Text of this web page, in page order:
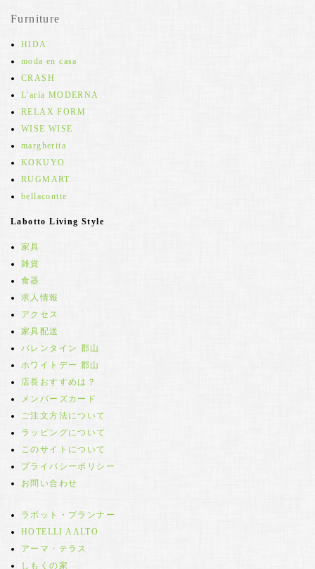
Furniture
HIDA
moda en casa
CRASH
L'aria MODERNA
RELAX FORM
WISE WISE
margherita
KOKUYO
RUGMART
bellacontte
Labotto Living Style
家具
雑貨
食器
求人情報
アクセス
家具配送
バレンタイン 郡山
ホワイトデー 郡山
店長おすすめは？
メンバーズカード
ご注文方法について
ラッピングについて
このサイトについて
プライバシーポリシー
お問い合わせ
ラボット・プランナー
HOTELLI AALTO
アーマ・テラス
しもくの家